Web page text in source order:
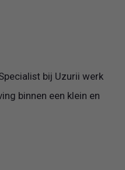
bij Uzurii werk
binnen een klein en